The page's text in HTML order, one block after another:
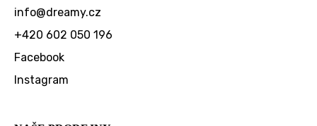
info@dreamy.cz
+420 602 050 196
Facebook
Instagram